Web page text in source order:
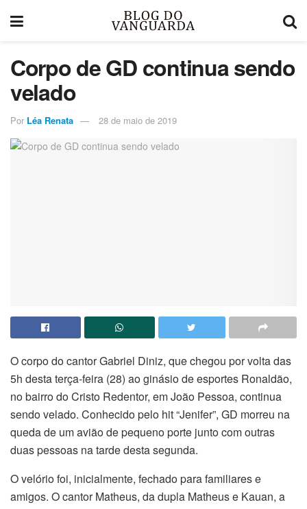
Corpo de GD continua sendo
velado
Por Léa Renata 28 de maio de 2019
O corpo do cantor Gabriel Diniz, que chegou por volta das
5h desta terça-feira (28) ao ginásio de esportes Ronaldão,
no bairro do Cristo Redentor, em João Pessoa, continua
sendo velado. Conhecido pelo hit “Jenifer”, GD morreu na
queda de um avião de pequeno porte junto com outras
duas pessoas na tarde desta segunda.
O velório foi, inicialmente, fechado para familiares e
amigos. O cantor Matheus, da dupla Matheus e Kauan, a